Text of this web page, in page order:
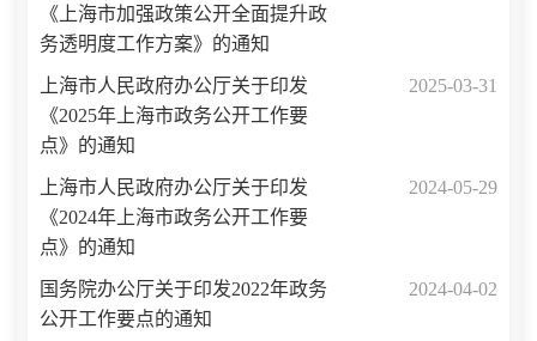
《上海市加强政策公开全面提升政
务透明度工作方案》的通知
2025-03-31
上海市人民政府办公厅关于印发
《2025年上海市政务公开工作要
点》的通知
2024-05-29
上海市人民政府办公厅关于印发
《2024年上海市政务公开工作要
点》的通知
2024-04-02
国务院办公厅关于印发2022年政务
公开工作要点的通知